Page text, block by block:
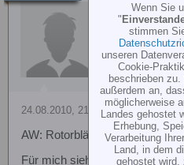
seijoscha
24.08.2010, 21:01
AW: Rotorblätter
Für mich sieht das so aus als
Wenn Sie
"
stimmen
unseren
Cookie-
beschrieben
außerdem an,
möglicherweise
Landes gehostet
Erhebung,
Verarbeitung
Land, in dem
gehostet wird,